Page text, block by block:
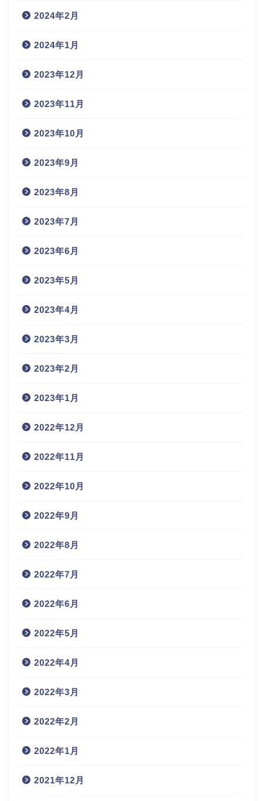
2024年2月
2024年1月
2023年12月
2023年11月
2023年10月
2023年9月
2023年8月
2023年7月
2023年6月
2023年5月
2023年4月
2023年3月
2023年2月
2023年1月
2022年12月
2022年11月
2022年10月
2022年9月
2022年8月
2022年7月
2022年6月
2022年5月
2022年4月
2022年3月
2022年2月
2022年1月
2021年12月